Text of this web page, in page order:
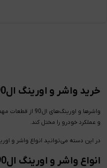
خرید واشر و اورینگ ال90، تندر 90 و لوگان
واشرها و
و عملکرد خودرو را مختل کند.
در این دسته می‌توانید انواع واشر و اورینگ ال90، تندر 90 و لوگان را براساس محل نصب، کاربرد و مشخصات فنی
انواع واشر و اورینگ ال90